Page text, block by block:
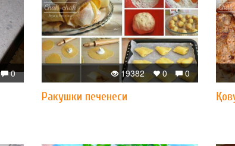
0 0
0
19382
Ракушки печенеси